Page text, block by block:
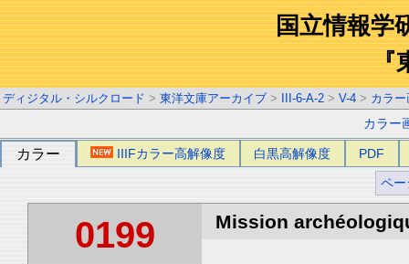
国立情報学
『
ディジタル・シルクロード > 東洋文庫アーカイブ > III-6-A-2 > V-4 > カラ
カラー
カラー IIIFカラー高解像度 白黒高解像度 PDF
ペー
0199 Mission